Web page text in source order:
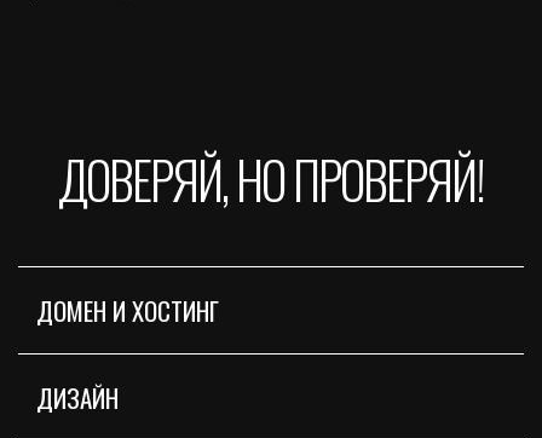
ДОВЕРЯЙ, НО ПРОВЕРЯЙ!
ДОМЕН И ХОСТИНГ
ДИЗАЙН